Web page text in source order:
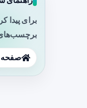
برای پیدا
برچسب‌های
صفحه